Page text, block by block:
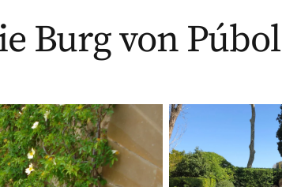
Burg von Púbol